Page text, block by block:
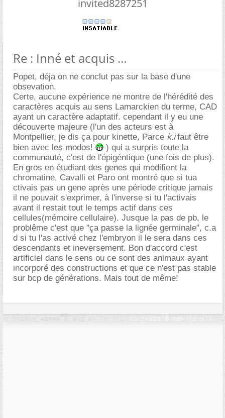
invited8287251
Re : Inné et acquis
Popet, déja on ne conclut pas sur la base d'une
obsevation.
Certe, aucune expérience ne montre de l'hérédité des
caractères acquis au sens Lamarckien du terme, CAD
ayant un caractère adaptatif. cependant il y eu une
découverte majeure (l'un des acteurs est à
Montpellier, je dis ça pour kinette, Parce k.ifaut être
bien avec les modos!
) qui a surpris toute la
communauté, c'est de l'épigéntique (une fois de plus).
En gros en étudiant des genes qui modifient la
chromatine, Cavalli et Paro ont montré que si tua
ctivais pas un gene après une période critique jamais
il ne pouvait s'exprimer, à l'inverse si tu l'activais
avant il restait tout le temps actif dans ces
cellules(mémoire cellulaire). Jusque la pas de pb, le
problême c'est que "ça passe la lignée germinale", c.a
d si tu l'as activé chez l'embryon il le sera dans ces
descendants et ineversement. Bon d'accord c'est
artificiel dans le sens ou ce sont des animaux ayant
incorporé des constructions et que ce n'est pas stable
sur bcp de générations. Mais tout de même!